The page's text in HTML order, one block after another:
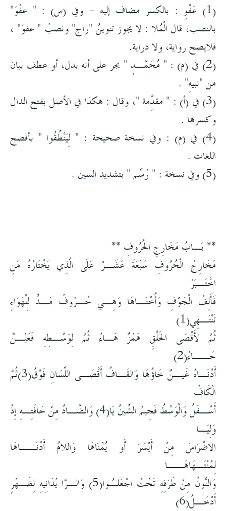
(1) عَفْوِ : بالكسر مضاف إليه - وفي (س) : " عفْوَ"
بالنصب، قال الْمُلا : لا يجوز تنوينُ "راج" ونصبُ " عفوَ" ،
فلايصح رواية، ولا دراية.
(2) في (م) : " مُحَمَّـدٍ " يجر على أنه بدل، أو عطف بيان
من "نبيهِ" .
(3) في (أ) : " مقدَِّمة "، وقال : هكذا في الأصل بفتح الدال
وكسرها .
(4) في (م) : وفي نسخة صحيحة : " لِيَنْطِّقُوا " بأفصح
اللغات .
(5) وفي نسخة : " رُسِّم " بتشديد السين .
** بَـابُ مَخَارِجِ الحُرُوفِ **
مَخَارِجُ الْحُرُوفِ سَبْعَةَ عَشَـرْ عَلَى الَّذِي يَخْتَارُهُ مَنِ
اخْتَـبَرْ
فَأَلِفُ الْجَوْفِ وَأُخْتَـاهَا وَهِـي حُـرُوفُ مَـدٍّ لِلْهَوَاءِ
تَنْتَـهِي(1)
ثُمَّ لأَقْصَى الحَلْقِِ هَمْزٌ هَـاءُ ثُمَّ لِوَسْـطِهِ فَعَيْـنٌ
حَــاءُ(2)
أَدْنَـاهُ غَيـنٌ خَاؤُهَا وَالقَـافُ أَقْصَـى اللِّسَانِ فَوْقُ(3)ثُمَّ
الْكَافُ
أَسْـفَلُ وَالْوَسْطُ فَجِيمُ الشِّينُ يَا(4) وَالضَّـادُ مِنْ حَافَتِـهِ إِذْ
وَلِيَـا
الاضْرَاسَ مِنْ أَيْسَرَ أَو يُمْنَاهَا وَاللامُ أَدْنَــاهَا
لِمُنْتَـهَاهَــا
وَالنُّونُ مِنْ طَرَفِهِ تَحْتُ اجْعَلـُوا(5) وَالـرَّا يُدَانِيهِ لِظَـهْرٍ
أَدْخَـلُ(6)